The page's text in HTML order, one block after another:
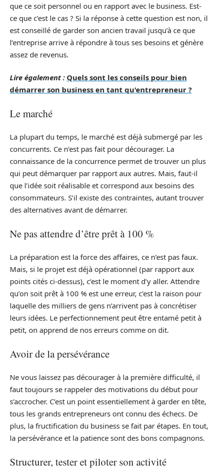
que ce soit personnel ou en rapport avec le business. Est-
ce que c’est le cas ? Si la réponse à cette question est non, il
est conseillé de garder son ancien travail jusqu’à ce que
l’entreprise arrive à répondre à tous ses besoins et génère
assez de revenus.
Lire également : Quels sont les conseils pour bien
démarrer son business en tant qu'entrepreneur ?
Le marché
La plupart du temps, le marché est déjà submergé par les
concurrents. Ce n’est pas fait pour décourager. La
connaissance de la concurrence permet de trouver un plus
qui peut démarquer par rapport aux autres. Mais, faut-il
que l’idée soit réalisable et correspond aux besoins des
consommateurs. S’il existe des contraintes, autant trouver
des alternatives avant de démarrer.
Ne pas attendre d’être prêt à 100 %
La préparation est la force des affaires, ce n’est pas faux.
Mais, si le projet est déjà opérationnel (par rapport aux
points cités ci-dessus), c’est le moment d’y aller. Attendre
qu’on soit prêt à 100 % est une erreur, c’est la raison pour
laquelle des milliers de gens n’arrivent pas à concrétiser
leurs idées. Le perfectionnement peut être entamé petit à
petit, on apprend de nos erreurs comme on dit.
Avoir de la persévérance
Ne vous laissez pas décourager à la première difficulté, il
faut toujours se rappeler des motivations du début pour
s’accrocher. C’est un point essentiellement à garder en tête,
tous les grands entrepreneurs ont connu des échecs. De
plus, la fructification du business se fait par étapes. En tout,
la persévérance et la patience sont des bons compagnons.
Structurer, tester et piloter son activité